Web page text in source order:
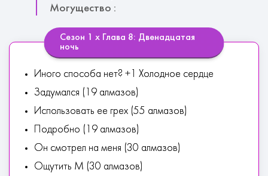
Могущество :
Сезон 1 х Глава 8: Двенадцатая
ночь
Иного способа нет? +1 Холодное сердце
Задумался (19 алмазов)
Использовать ее грех (55 алмазов)
Подробно (19 алмазов)
Он смотрел на меня (30 алмазов)
Ощутить М (30 алмазов)